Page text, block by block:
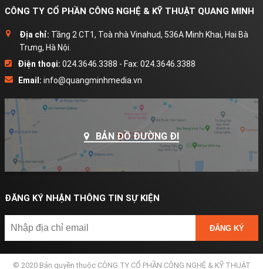
CÔNG TY CỔ PHẦN CÔNG NGHỆ & KỸ THUẬT QUANG MINH
Địa chỉ: Tầng 2 CT1, Toà nhà Vinahud, 536A Minh Khai, Hai Bà
Trưng, Hà Nội.
Điện thoại: 024.3646.3388 - Fax: 024.3646.3388
Email: info@quangminhmedia.vn
BẢN ĐỒ ĐƯỜNG ĐI
ĐĂNG KÝ NHẬN THÔNG TIN SỰ KIỆN
ĐĂNG KÝ
© 2020 Bản quyền thuộc CÔNG TY CỔ PHẦN CÔNG NGHỆ & KỸ THUẬT